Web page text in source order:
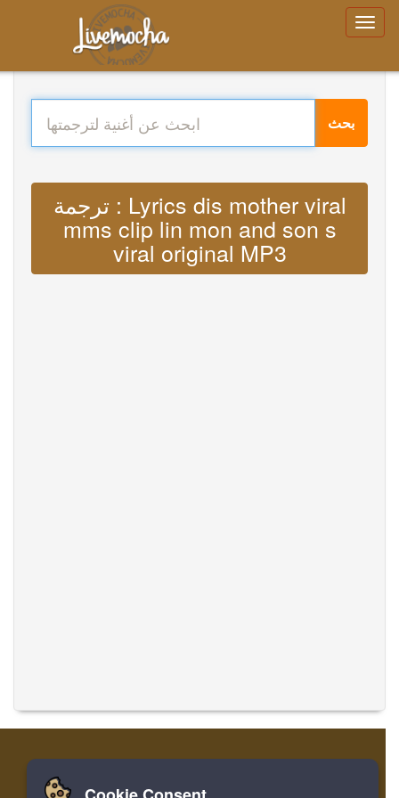
بحث
ترجمة : Lyrics dis mother viral
mms clip lin mon and son s
viral original MP3